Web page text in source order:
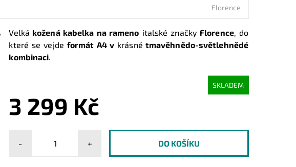
Florence
Velká kožená kabelka na rameno italské značky Florence, do
které se vejde formát A4 v krásné tmavěhnědo-světlehnědé
kombinaci.
SKLADEM
3 299 Kč
- +